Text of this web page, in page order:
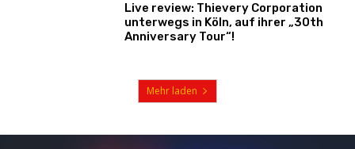
Live review: Thievery Corporation
unterwegs in Köln, auf ihrer „30th
Anniversary Tour“!
Mehr laden